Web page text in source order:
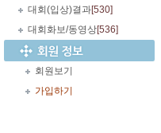
대회(입상)결과[530]
대회화보/동영상[536]
회원보기
가입하기